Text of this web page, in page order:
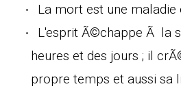
La mort est une maladie
L'esprit Ã©chappe Ã la
heures et des jours ; il
propre temps et aussi sa